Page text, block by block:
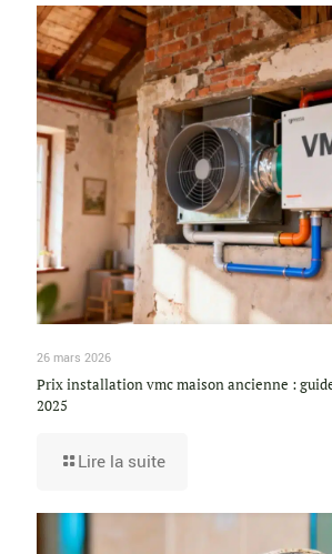
26 mars 2026
Prix installation vmc maison ancienne :
2025
Lire la suite